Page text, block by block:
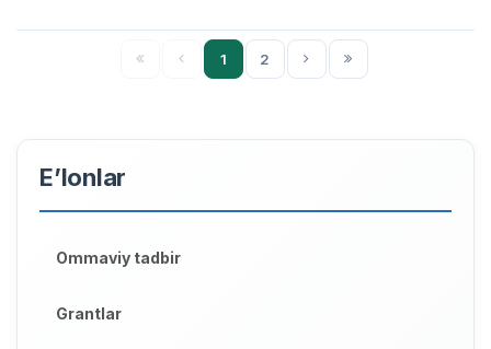
1 2
E’lonlar
Ommaviy tadbir
Grantlar